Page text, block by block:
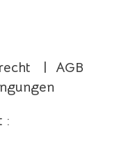
auf
| AGB
: